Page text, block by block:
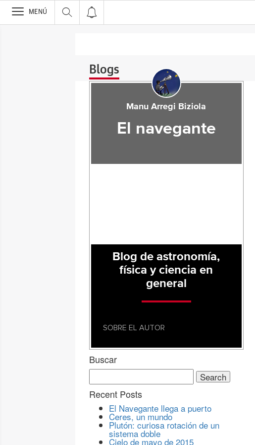
>
MENÚ
Blogs
Manu Arregi Biziola
El navegante
Blog de astronomía,
física y ciencia en
general
SOBRE EL AUTOR
Buscar
Search
for:
Recent Posts
El Navegante llega a puerto
Ceres, un mundo
Plutón: curiosa rotación de un
sistema doble
Cielo de mayo de 2015